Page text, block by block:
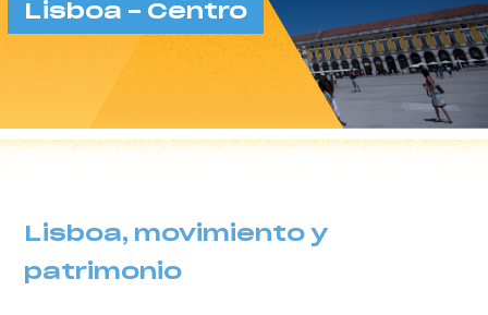
Lisboa - Centro
Lisboa, movimiento y
patrimonio